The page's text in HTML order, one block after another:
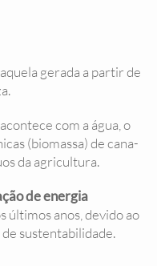
gerada a partir de
com a água, o
(biomassa) de cana-
da agricultura.
de energia
últimos anos, devido ao
sustentabilidade.